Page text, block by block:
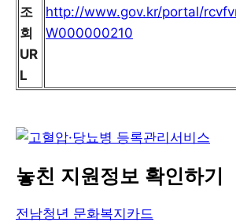
조
회
UR
L
http://www.gov.kr/portal/
W000000210
놓친 지원정보 확인하기
전남청년 문화복지카드